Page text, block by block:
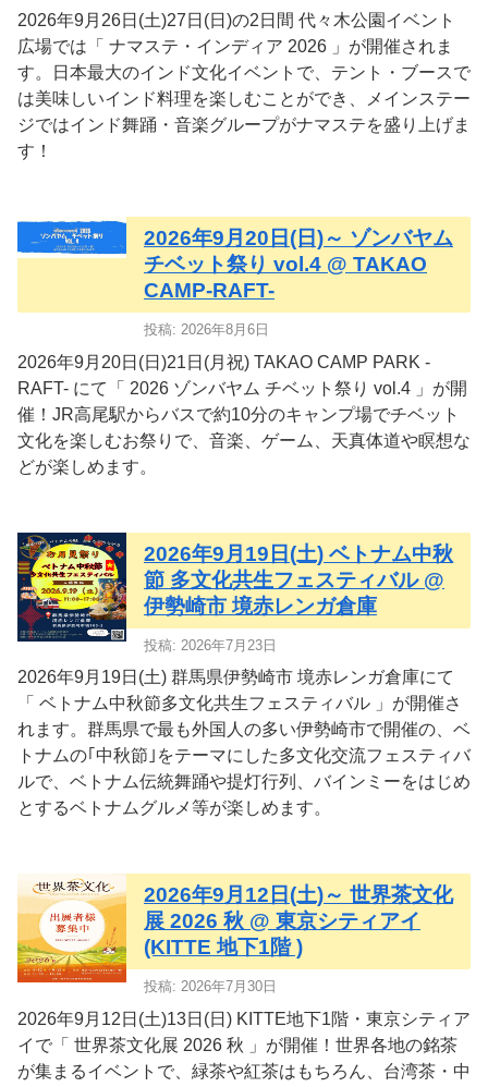
2026年9月26日(土)27日(日)の2日間 代々木公園イベント
広場では「 ナマステ・インディア 2026 」が開催されま
す。日本最大のインド文化イベントで、テント・ブースで
は美味しいインド料理を楽しむことができ、メインステー
ジではインド舞踊・音楽グループがナマステを盛り上げま
す！
2026年9月20日(日)～ ゾンバヤム
チベット祭り vol.4 @ TAKAO
CAMP-RAFT-
投稿: 2026年8月6日
2026年9月20日(日)21日(月祝) TAKAO CAMP PARK -
RAFT- にて「 2026 ゾンバヤム チベット祭り vol.4 」が開
催！JR高尾駅からバスで約10分のキャンプ場でチベット
文化を楽しむお祭りで、音楽、ゲーム、天真体道や瞑想な
どが楽しめます。
2026年9月19日(土) ベトナム中秋
節 多文化共生フェスティバル @
伊勢崎市 境赤レンガ倉庫
投稿: 2026年7月23日
2026年9月19日(土) 群馬県伊勢崎市 境赤レンガ倉庫にて
「 ベトナム中秋節多文化共生フェスティバル 」が開催さ
れます。群馬県で最も外国人の多い伊勢崎市で開催の、ベ
トナムの｢中秋節｣をテーマにした多文化交流フェスティバ
ルで、ベトナム伝統舞踊や提灯行列、バインミーをはじめ
とするベトナムグルメ等が楽しめます。
2026年9月12日(土)～ 世界茶文化
展 2026 秋 @ 東京シティアイ
(KITTE 地下1階 )
投稿: 2026年7月30日
2026年9月12日(土)13日(日) KITTE地下1階・東京シティア
イで「 世界茶文化展 2026 秋 」が開催！世界各地の銘茶
が集まるイベントで、緑茶や紅茶はもちろん、台湾茶・中